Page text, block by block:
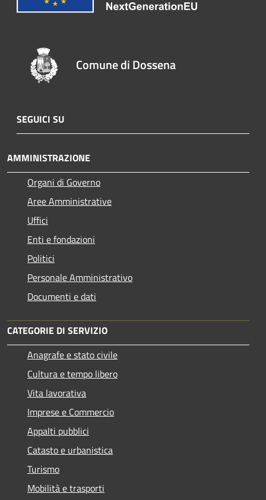
Comune di Dossena
SEGUICI SU
AMMINISTRAZIONE
Organi di Governo
Aree Amministrative
Uffici
Enti e fondazioni
Politici
Personale Amministrativo
Documenti e dati
CATEGORIE DI SERVIZIO
Anagrafe e stato civile
Cultura e tempo libero
Vita lavorativa
Imprese e Commercio
Appalti pubblici
Catasto e urbanistica
Turismo
Mobilità e trasporti